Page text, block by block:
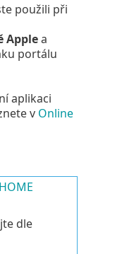
použili při
Applea
portálu
aplikaci
v Online
dle